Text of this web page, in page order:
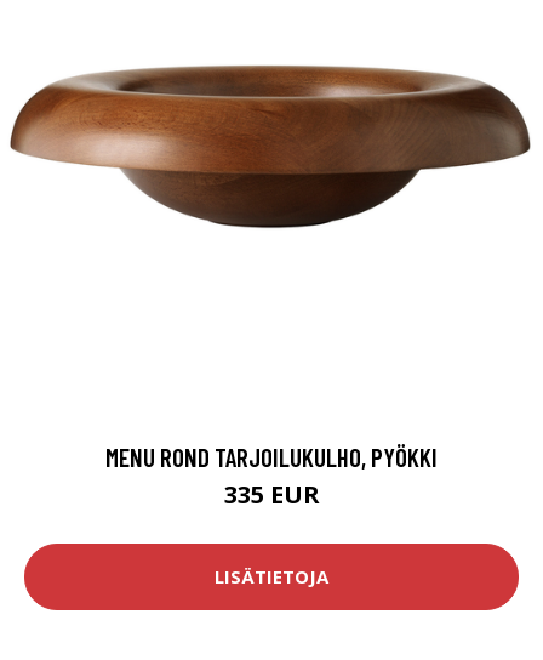
MENU ROND TARJOILUKULHO, PYÖKKI
335 EUR
LISÄTIETOJA